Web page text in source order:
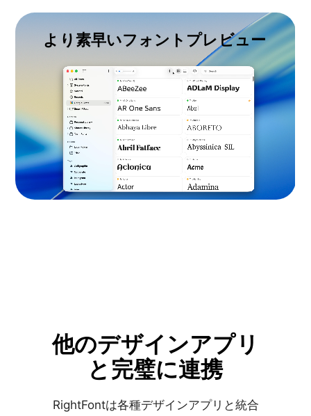
より素早いフォントプレビュー
他のデザインアプリ
と完璧に連携
RightFontは各種デザインアプリと統合